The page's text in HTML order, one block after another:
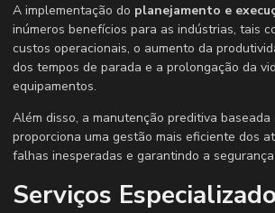
A implementação do planejamento e
inúmeros benefícios para as indústrias, tais
custos operacionais, o aumento da
dos tempos de parada e a prolongação da
equipamentos.
Além disso, a manutenção preditiva baseada
proporciona uma gestão mais eficiente dos
falhas inesperadas e garantindo a
Serviços